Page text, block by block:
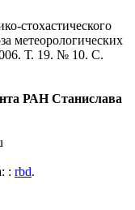
стохастического
метеорологических
Т. 19. № 10. С.
РАН Станислава
: rbd.